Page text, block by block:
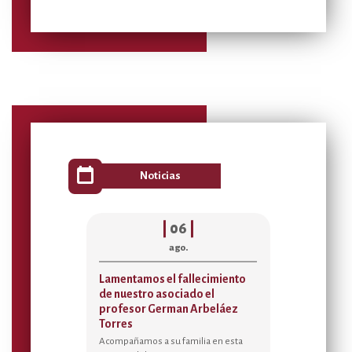
calendar_today Noticias
|
Lamentamos el fallecimiento
de nuestro asociado el
profesor German Arbeláez
Torres
Acompañamos a su familia en esta